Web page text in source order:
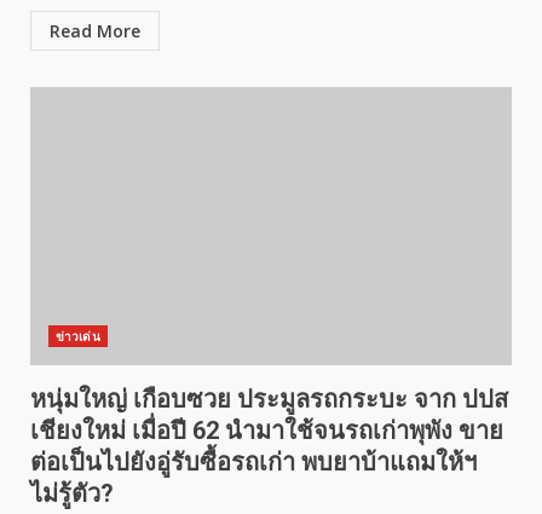
Read More
ข่าวเด่น
หนุ่มใหญ่ เกือบซวย ประมูลรถกระบะ จาก ปปส
เชียงใหม่ เมื่อปี 62 นำมาใช้จนรถเก่าพุพัง ขาย
ต่อเป็นไปยังอู่รับซื้อรถเก่า พบยาบ้าแถมให้ฯ
ไม่รู้ตัว?